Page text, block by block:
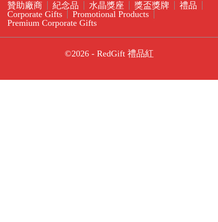
贊助廠商 紀念品 水晶獎座 獎盃獎牌
禮品
Corporate Gifts
Promotional Products
Premium Corporate Gifts
©2026 - RedGift 禮品紅